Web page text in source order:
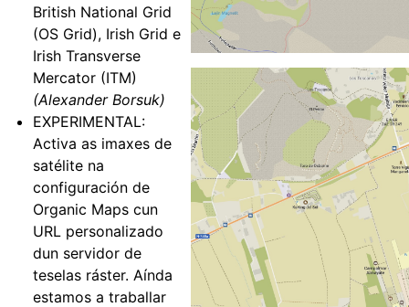
British National Grid
(OS Grid), Irish Grid e
Irish Transverse
Mercator (ITM)
(Alexander Borsuk)
EXPERIMENTAL:
Activa as imaxes de
satélite na
configuración de
Organic Maps cun
URL personalizado
dun servidor de
teselas ráster. Aínda
estamos a traballar